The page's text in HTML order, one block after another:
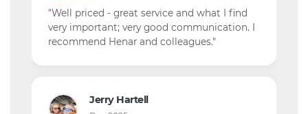
"Well priced - great service and what I find
very important; very good communication. I
recommend Henar and colleagues."
Jerry Hartell